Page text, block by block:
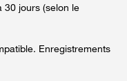
30 jours (selon le
Enregistrements